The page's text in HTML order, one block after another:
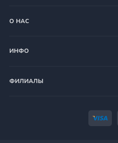
О НАС
ИНФО
ФИЛИАЛЫ